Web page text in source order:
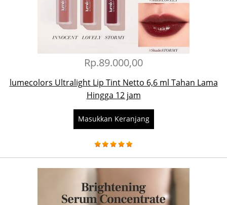
Rp.89.000,00
lumecolors Ultralight Lip Tint Netto 6,6 ml Tahan Lama
Hingga 12 jam
Masukkan Keranjang